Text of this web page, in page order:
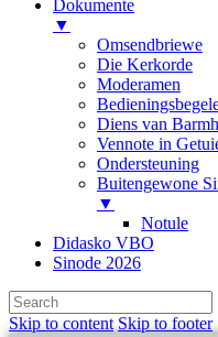
Dokumente
▼
Omsendbriewe
Die Kerkorde
Moderamen
Diens van
Vennote in
Ondersteuning
Buitengewone
▼
Notule
Didasko VBO
Sinode 2026
Skip to content Skip to footer